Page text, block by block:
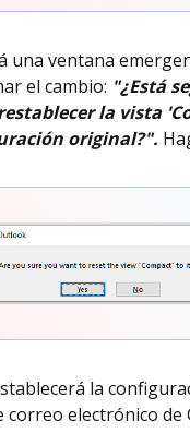
una ventana
el cambio: "¿Está
la vista
original?".
la
correo electrónico de